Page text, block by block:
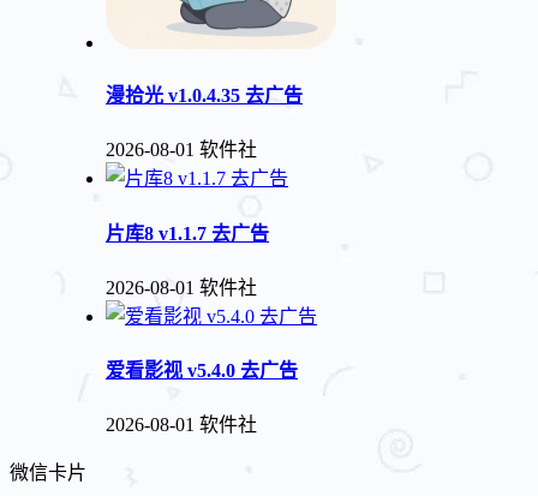
漫拾光 v1.0.4.35 去广告
2026-08-01 软件社
片库8 v1.1.7 去广告
2026-08-01 软件社
爱看影视 v5.4.0 去广告
2026-08-01 软件社
微信卡片